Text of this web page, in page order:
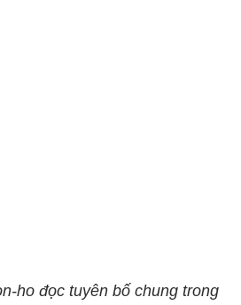
ho đọc tuyên bố chung trong